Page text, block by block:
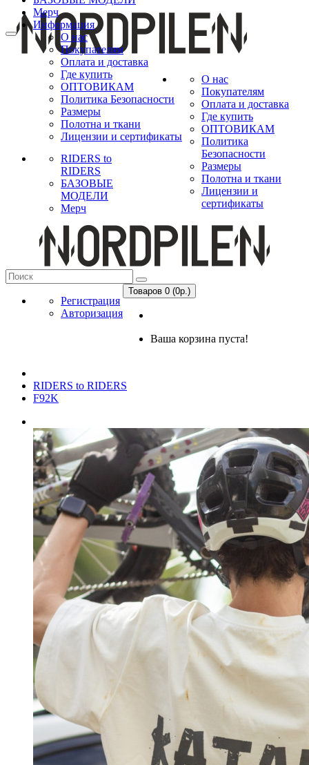
Мерч
Информация
О нас
Покупателям
Оплата и доставка
Где купить
ОПТОВИКАМ
Политика Безопасности
Размеры
Полотна и ткани
Лицензии и сертификаты
RIDERS to
RIDERS
БАЗОВЫЕ
МОДЕЛИ
Мерч
О нас
Покупателям
Оплата и доставка
Где купить
ОПТОВИКАМ
Политика
Безопасности
Размеры
Полотна и ткани
Лицензии и
сертификаты
Регистрация
Авторизация
Товаров 0 (0р.)
Ваша корзина пуста!
RIDERS to RIDERS
F92K